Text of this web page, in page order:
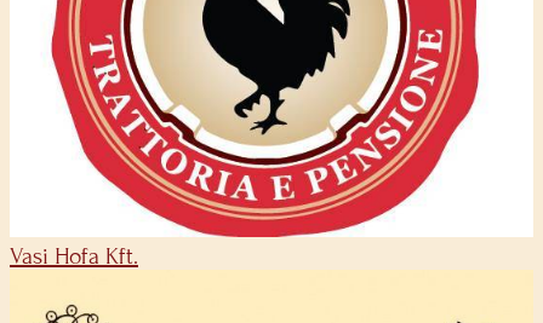
Vasi Hofa Kft.